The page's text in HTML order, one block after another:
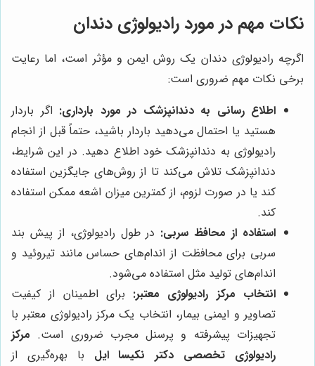
نکات مهم در مورد رادیولوژی دندان
اگرچه رادیولوژی دندان یک روش ایمن و مؤثر است، اما رعایت
برخی نکات مهم ضروری است:
اطلاع رسانی به دندانپزشک در مورد بارداری: اگر باردار
هستید یا احتمال می‌دهید باردار باشید، حتماً قبل از انجام
رادیولوژی به دندانپزشک خود اطلاع دهید. در این شرایط،
دندانپزشک تلاش می‌کند تا از روش‌های جایگزین استفاده
کند یا در صورت لزوم، از کمترین میزان اشعه ممکن استفاده
کند.
استفاده از محافظ سربی: در طول رادیولوژی، از پیش بند
سربی برای محافظت از اندام‌های حساس مانند تیروئید و
اندام‌های تولید مثل استفاده می‌شود.
انتخاب مرکز رادیولوژی معتبر: برای اطمینان از کیفیت
تصاویر و ایمنی بیمار، انتخاب یک مرکز رادیولوژی معتبر با
تجهیزات پیشرفته و پرسنل مجرب ضروری است. مرکز
رادیولوژی تخصصی دکتر نکیسا ایل با بهره‌گیری از